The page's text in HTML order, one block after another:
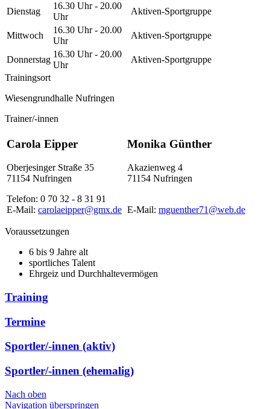
Dienstag
16.30 Uhr - 20.00
Uhr
Aktiven-Sportgruppe
Mittwoch
16.30 Uhr - 20.00
Uhr
Aktiven-Sportgruppe
Donnerstag
16.30 Uhr - 20.00
Uhr
Aktiven-Sportgruppe
Trainingsort
Wiesengrundhalle Nufringen
Trainer/-innen
Carola Eipper
Oberjesinger Straße 35
71154 Nufringen
Telefon: 0 70 32 - 8 31 91
E-Mail: carolaeipper@gmx.de
Monika Günther
Akazienweg 4
71154 Nufringen
E-Mail: mguenther71@web.de
Voraussetzungen
6 bis 9 Jahre alt
sportliches Talent
Ehrgeiz und Durchhaltevermögen
Training
Termine
Sportler/-innen (aktiv)
Sportler/-innen (ehemalig)
Nach oben
Navigation überspringen